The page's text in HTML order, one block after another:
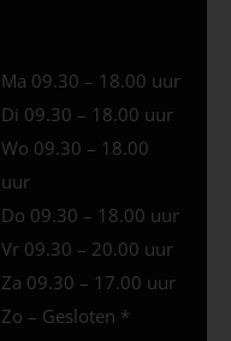
Ma 09.30 – 18.00 uur
Di 09.30 – 18.00 uur
Wo 09.30 – 18.00
uur
Do 09.30 – 18.00 uur
Vr 09.30 – 20.00 uur
Za 09.30 – 17.00 uur
Zo – Gesloten *